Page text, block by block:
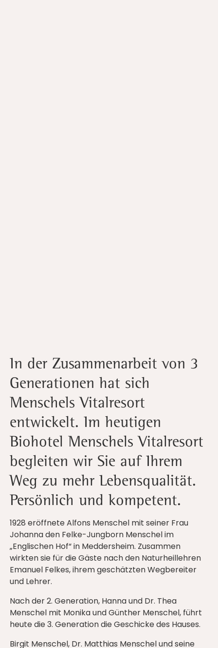
In der Zusammenarbeit von 3
Generationen hat sich
Menschels Vitalresort
entwickelt. Im heutigen
Biohotel Menschels Vitalresort
begleiten wir Sie auf Ihrem
Weg zu mehr Lebensqualität.
Persönlich und kompetent.
1928 eröffnete Alfons Menschel mit seiner Frau
Johanna den Felke-Jungborn Menschel im
„Englischen Hof“ in Meddersheim. Zusammen
wirkten sie für die Gäste nach den Naturheillehren
Emanuel Felkes, ihrem geschätzten Wegbereiter
und Lehrer.
Nach der 2. Generation, Hanna und Dr. Thea
Menschel mit Monika und Günther Menschel, führt
heute die 3. Generation die Geschicke des Hauses.
Birgit Menschel, Dr. Matthias Menschel und seine